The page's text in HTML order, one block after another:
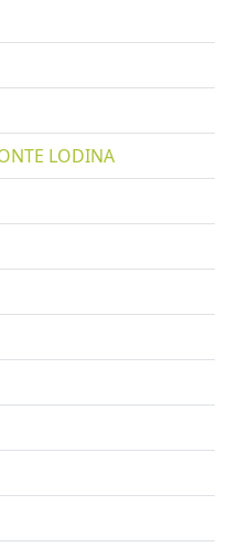
LODINA